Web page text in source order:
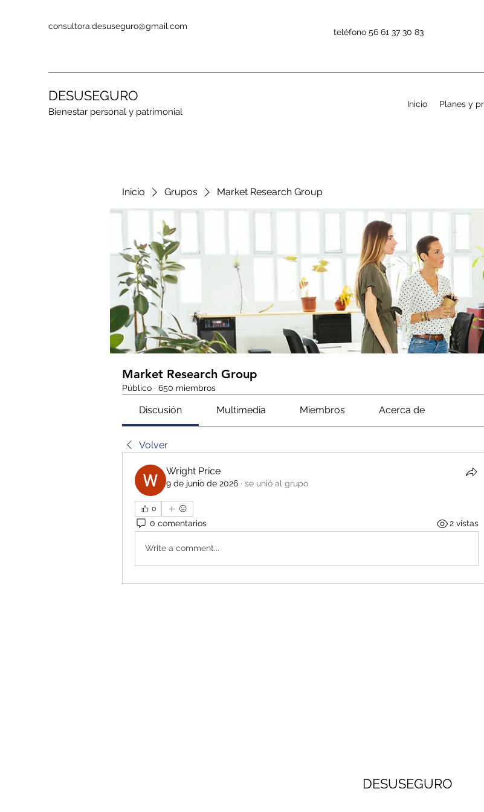
consultora.desuseguro@gmail.com
teléfono 56 61 37 30 83
DESUSEGURO
Bienestar personal y patrimonial
Inicio Planes y
Inicio Grupos Market Research Group
Market Research Group
Público · 650 miembros
Discusión Multimedia Miembros Acerca de
Volver
Wright Price
9 de junio de 2026 · se unió al grupo.
0
0 comentarios 2 vistas
Write a comment...
DESUSEGURO